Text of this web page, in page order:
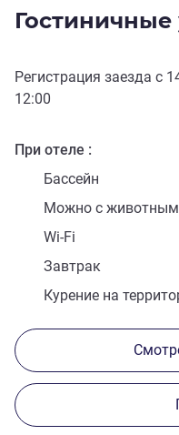
Гостиничные
Регистрация заезда с
12:00
При отеле
Бассейн
Можно с
Wi-Fi
Завтрак
Курение на